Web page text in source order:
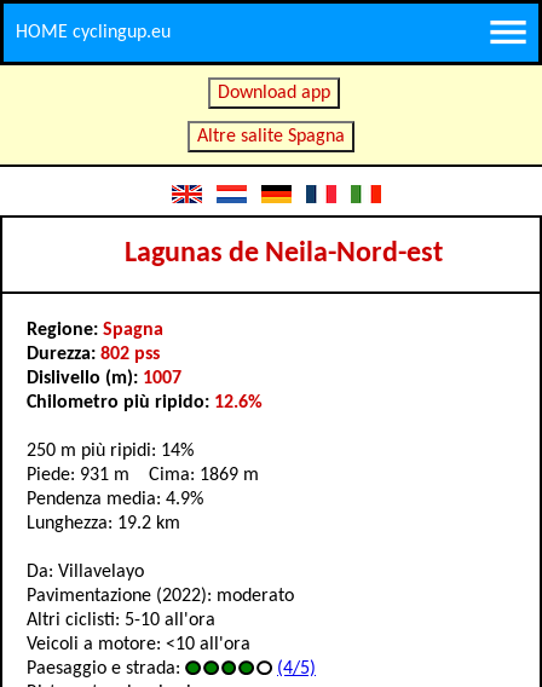
HOME cyclingup.eu
Download app
Altre salite Spagna
Lagunas de Neila-Nord-est
Regione: Spagna
Durezza: 802 pss
Dislivello (m): 1007
Chilometro più ripido: 12.6%
250 m più ripidi: 14%
Piede: 931 m Cima: 1869 m
Pendenza media: 4.9%
Lunghezza: 19.2 km
Da: Villavelayo
Pavimentazione (2022): moderato
Altri ciclisti: 5-10 all'ora
Veicoli a motore: <10 all'ora
Paesaggio e strada:
(4/5)